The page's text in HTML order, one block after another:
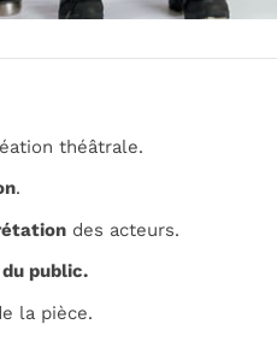
théâtrale.
.
des acteurs.
du public.
la pièce.